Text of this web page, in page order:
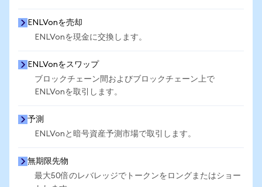
ENLVonを売却
ENLVonを現金に交換します。
ENLVonをスワップ
ブロックチェーン間およびブロックチェーン上で
ENLVonを取引します。
予測
ENLVonと暗号資産予測市場で取引します。
無期限先物
最大50倍のレバレッジでトークンをロングまたはショー